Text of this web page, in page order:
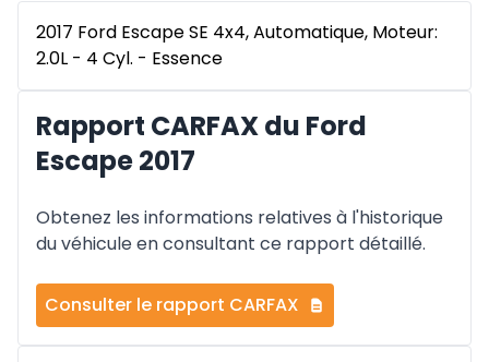
2017 Ford Escape SE 4x4, Automatique, Moteur:
2.0L - 4 Cyl. - Essence
Rapport CARFAX du Ford
Escape 2017
Obtenez les informations relatives à l'historique
du véhicule en consultant ce rapport détaillé.
Consulter le rapport CARFAX